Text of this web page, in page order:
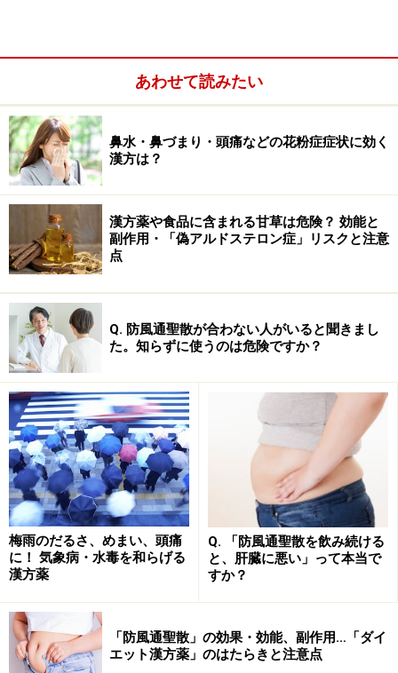
では、漢方の基礎の基礎について、解説しましょう。
⇒１. 「漢方」って何？ >>
※記事内容は執筆時点のものです。最新の内容をご確認くださ
い。
※当サイトにおける医師・医療従事者等による情報の提供は、診
断・治療行為ではありません。診断・治療を必要とする方は、適
切な医療機関での受診をおすすめいたします。記事内容は執筆者
個人の見解によるものであり、全ての方への有効性を保証するも
のではありません。当サイトで提供する情報に基づいて被ったい
かなる損害についても、当社、各ガイド、その他当社と契約した
免責事項
あわせて読みたい
鼻水・鼻づまり・頭痛などの花粉症症状に効く
漢方は？
漢方薬や食品に含まれる甘草は危険？ 効能と
副作用・「偽アルドステロン症」リスクと注意
点
Q. 防風通聖散が合わない人がいると聞きまし
た。知らずに使うのは危険ですか？
梅雨のだるさ、めまい、頭痛
に！ 気象病・水毒を和らげる
漢方薬
Q. 「防風通聖散を飲み続ける
と、肝臓に悪い」って本当で
すか？
「防風通聖散」の効果・効能、副作用…「ダイ
エット漢方薬」のはたらきと注意点